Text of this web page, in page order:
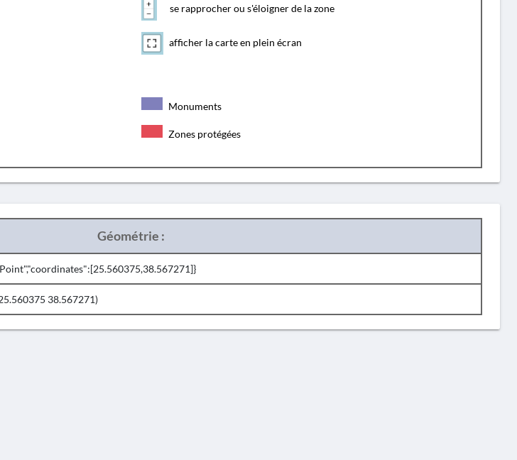
se rapprocher ou s'éloigner de la zone
afficher la carte en plein écran
Monuments
Zones protégées
Géométrie :
38.567271)